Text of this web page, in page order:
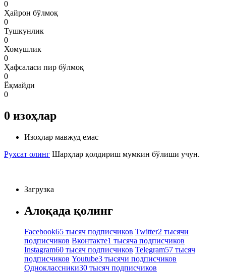
0
Ҳайрон бўлмоқ
0
Тушкунлик
0
Хомушлик
0
Ҳафсаласи пир бўлмоқ
0
Ёқмайди
0
0 изоҳлар
Изоҳлар мавжуд емас
Рухсат олинг Шарҳлар қолдириш мумкин бўлиши учун.
Загрузка
Алоқада қолинг
Facebook65 тысяч подписчиков Twitter2 тысячи
подписчиков Вконтакте1 тысяча подписчиков
Instagram60 тысяч подписчиков Telegram57 тысяч
подписчиков Youtube3 тысячи подписчиков
Одноклассники30 тысяч подписчиков